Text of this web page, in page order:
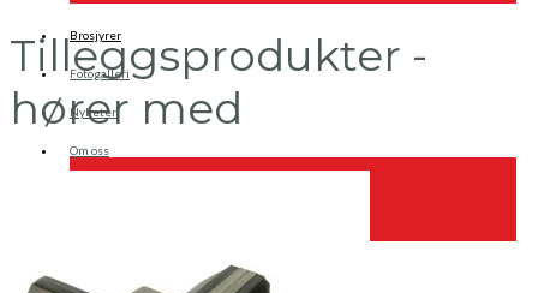
Brosjyrer
Fotogalleri
Nyheter
Om oss
Tilleggsprodukter -
hører med